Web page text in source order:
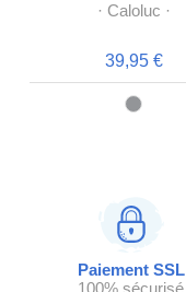
· Caloluc ·
39,95 €
Paiement SSL
100% sécurisé